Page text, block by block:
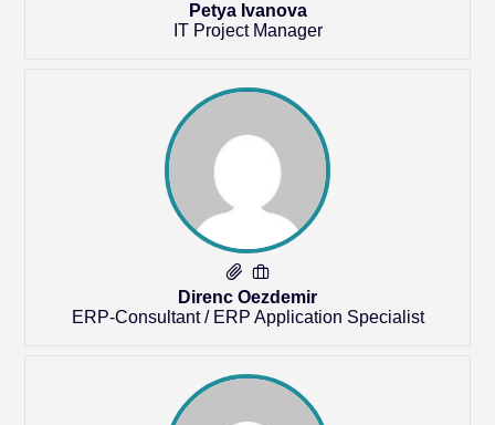
Petya Ivanova
IT Project Manager
Direnc Oezdemir
ERP-Consultant / ERP Application Specialist